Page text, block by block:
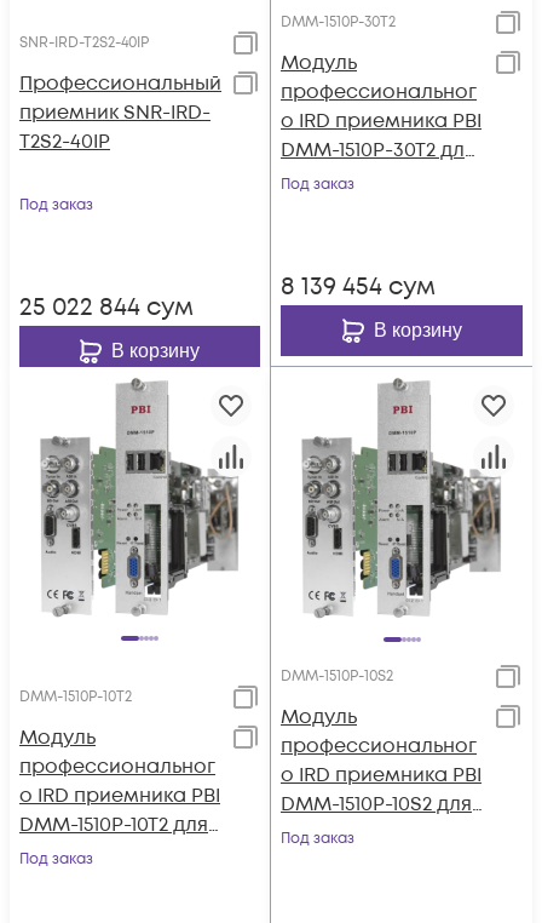
SNR-IRD-T2S2-40IP
Профессиональный
приемник SNR-IRD-
T2S2-40IP
Под заказ
25 022 844 сум
В корзину
DMM-1510P-30T2
Модуль
профессиональног
о IRD приемника PBI
DMM-1510P-30T2 для
цифровой ГС PBI
Под заказ
8 139 454 сум
В корзину
DMM-1510P-10T2
Модуль
профессиональног
о IRD приемника PBI
DMM-1510P-10T2 для
цифровой ГС PBI
Под заказ
DMM-1510P-10S2
Модуль
профессиональног
о IRD приемника PBI
DMM-1510P-10S2 для
цифровой ГС PBI
Под заказ